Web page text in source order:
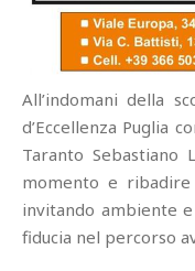
All’indomani della
d’Eccellenza Puglia
Taranto Sebastiano
momento e
invitando ambiente
fiducia nel percorso